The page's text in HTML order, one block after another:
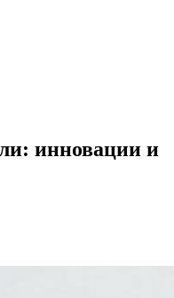
инновации и